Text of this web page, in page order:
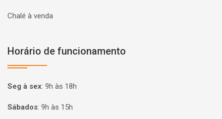
Chalé à venda
Horário de funcionamento
Seg à sex: 9h às 18h
Sábados: 9h às 15h